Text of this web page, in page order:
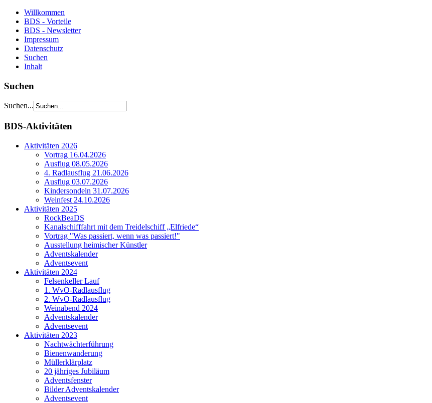
Willkommen
BDS - Vorteile
BDS - Newsletter
Impressum
Datenschutz
Suchen
Inhalt
Suchen
Suchen...
BDS-Aktivitäten
Aktivitäten 2026
Vortrag 16.04.2026
Ausflug 08.05.2026
4. Radlausflug 21.06.2026
Ausflug 03.07.2026
Kindersondeln 31.07.2026
Weinfest 24.10.2026
Aktivitäten 2025
RockBeaDS
Kanalschifffahrt mit dem Treidelschiff „Elfriede“
Vortrag "Was passiert, wenn was passiert!"
Ausstellung heimischer Künstler
Adventskalender
Adventsevent
Aktivitäten 2024
Felsenkeller Lauf
1. WvO-Radlausflug
2. WvO-Radlausflug
Weinabend 2024
Adventskalender
Adventsevent
Aktivitäten 2023
Nachtwächterführung
Bienenwanderung
Müllerklärplatz
20 jähriges Jubiläum
Adventsfenster
Bilder Adventskalender
Adventsevent